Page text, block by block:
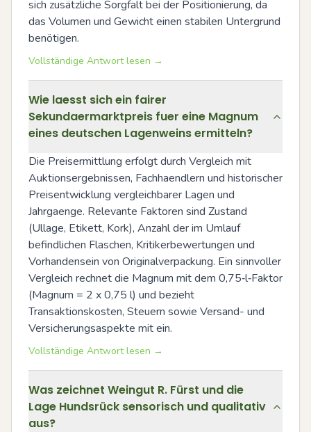
sich zusätzliche Sorgfalt bei der Positionierung, da
das Volumen und Gewicht einen stabilen Untergrund
benötigen.
Vollständige Antwort lesen →
Wie laesst sich ein fairer
Sekundaermarktpreis fuer eine Magnum
eines deutschen Lagenweins ermitteln?
Die Preisermittlung erfolgt durch Vergleich mit
Auktionsergebnissen, Fachhaendlern und historischer
Preisentwicklung vergleichbarer Lagen und
Jahrgaenge. Relevante Faktoren sind Zustand
(Ullage, Etikett, Kork), Anzahl der im Umlauf
befindlichen Flaschen, Kritikerbewertungen und
Vorhandensein von Originalverpackung. Ein sinnvoller
Vergleich rechnet die Magnum mit dem 0,75‑l‑Faktor
(Magnum = 2 x 0,75 l) und bezieht
Transaktionskosten, Steuern sowie Versand- und
Versicherungsaspekte mit ein.
Vollständige Antwort lesen →
Was zeichnet Weingut R. Fürst und die
Lage Hundsrück sensorisch und qualitativ
aus?